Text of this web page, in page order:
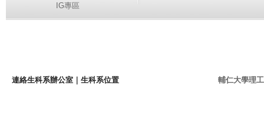
IG專區
連絡生科系辦公室 ｜ 生科系位置 輔仁大學理